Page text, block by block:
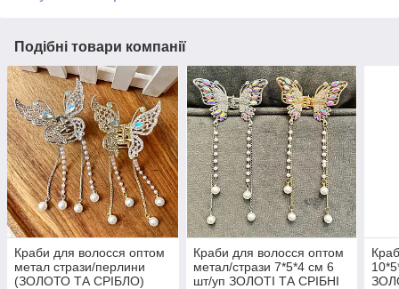
Подібні товари компанії
Краби для волосся оптом
метал стрази/перлини
(ЗОЛОТО ТА СРІБЛО)
Краби для волосся оптом
метал/стрази 7*5*4 см 6
шт/уп ЗОЛОТІ ТА СРІБНІ